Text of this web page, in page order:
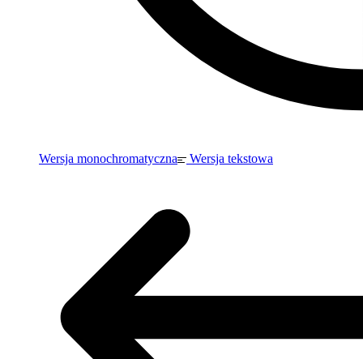
Wersja monochromatyczna Wersja tekstowa